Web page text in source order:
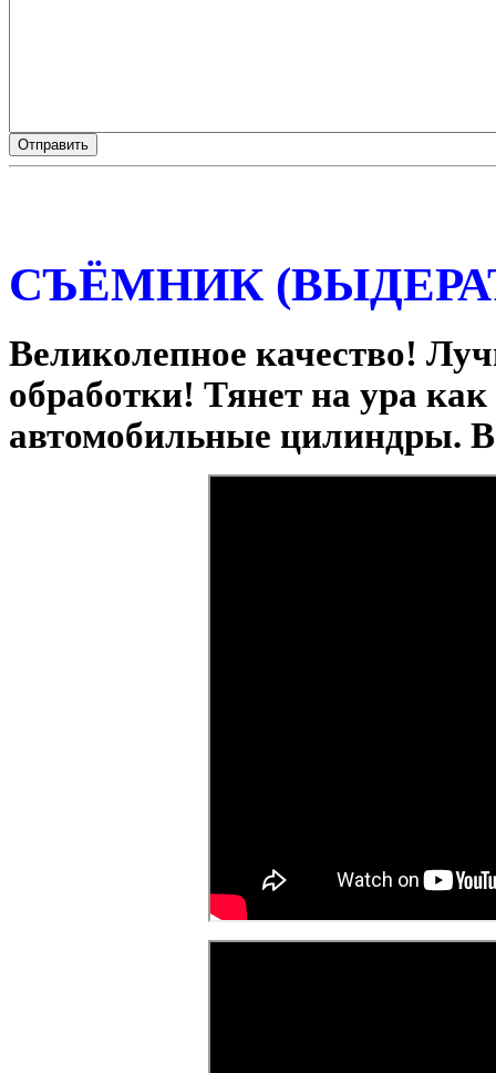
СЪЁМНИК
Великолепное качество!
обработки! Тянет на ура
автомобильные цилиндры. В